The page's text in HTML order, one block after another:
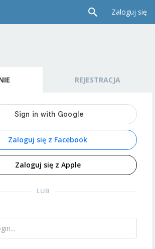
Zaloguj się
REJESTRACJA
Zaloguj się z Facebook
Zaloguj się z Apple
LUB